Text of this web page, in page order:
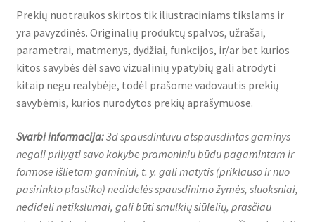
Prekių nuotraukos skirtos tik iliustraciniams tikslams ir
yra pavyzdinės. Originalių produktų spalvos, užrašai,
parametrai, matmenys, dydžiai, funkcijos, ir/ar bet kurios
kitos savybės dėl savo vizualinių ypatybių gali atrodyti
kitaip negu realybėje, todėl prašome vadovautis prekių
savybėmis, kurios nurodytos prekių aprašymuose.
Svarbi informacija:3d spausdintuvu atspausdintas gaminys
negali prilygti savo kokybe pramoniniu būdu pagamintam ir
formose išlietam gaminiui, t. y. gali matytis (priklauso ir nuo
pasirinkto plastiko) nedidelės spausdinimo žymės, sluoksniai,
nedideli netikslumai, gali būti smulkių siūlelių, prasčiau